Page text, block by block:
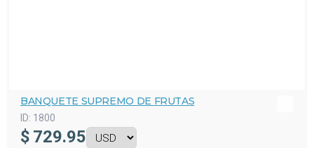
BANQUETE SUPREMO DE FRUTAS
ID: 1800
$ 729.95